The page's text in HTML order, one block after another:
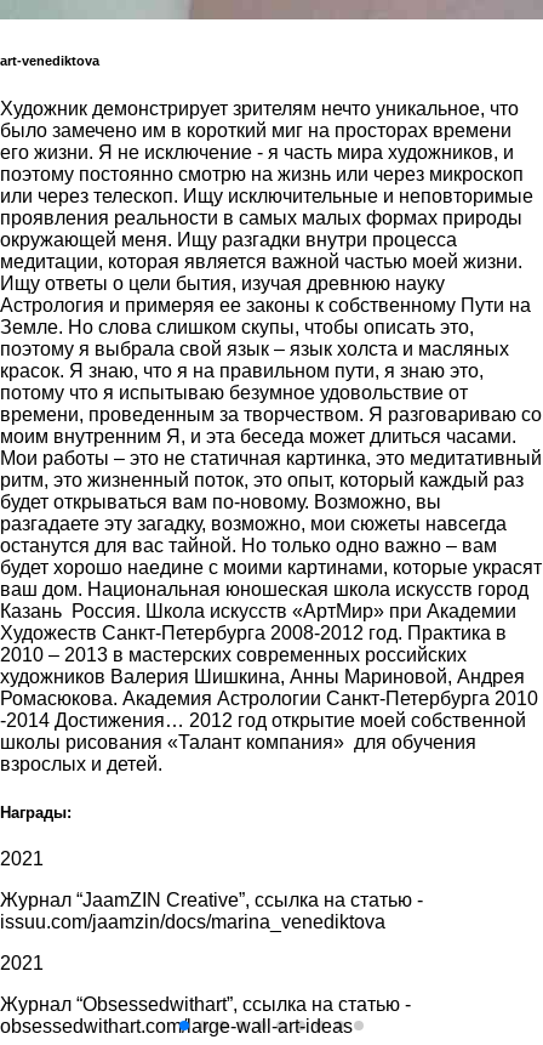
art-venediktova
Художник демонстрирует зрителям нечто уникальное, что
было замечено им в короткий миг на просторах времени
его жизни. Я не исключение - я часть мира художников, и
поэтому постоянно смотрю на жизнь или через микроскоп
или через телескоп. Ищу исключительные и неповторимые
проявления реальности в самых малых формах природы
окружающей меня. Ищу разгадки внутри процесса
медитации, которая является важной частью моей жизни.
Ищу ответы о цели бытия, изучая древнюю науку
Астрология и примеряя ее законы к собственному Пути на
Земле. Но слова слишком скупы, чтобы описать это,
поэтому я выбрала свой язык – язык холста и масляных
красок. Я знаю, что я на правильном пути, я знаю это,
потому что я испытываю безумное удовольствие от
времени, проведенным за творчеством. Я разговариваю со
моим внутренним Я, и эта беседа может длиться часами.
Мои работы – это не статичная картинка, это медитативный
ритм, это жизненный поток, это опыт, который каждый раз
будет открываться вам по-новому. Возможно, вы
разгадаете эту загадку, возможно, мои сюжеты навсегда
останутся для вас тайной. Но только одно важно – вам
будет хорошо наедине с моими картинами, которые украсят
ваш дом. Национальная юношеская школа искусств город
Казань Россия. Школа искусств «АртМир» при Академии
Художеств Санкт-Петербурга 2008-2012 год. Практика в
2010 – 2013 в мастерских современных российских
художников Валерия Шишкина, Анны Мариновой, Андрея
Ромасюкова. Академия Астрологии Санкт-Петербурга 2010
-2014 Достижения… 2012 год открытие моей собственной
школы рисования «Талант компания» для обучения
взрослых и детей.
Награды:
2021
Журнал “JaamZIN Creative”, ссылка на статью -
issuu.com/jaamzin/docs/marina_venediktova
2021
Журнал “Obsessedwithart”, ссылка на статью -
obsessedwithart.com/large-wall-art-ideas